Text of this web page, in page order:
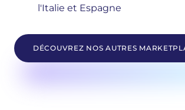
l'Italie et Espagne
DÉCOUVREZ NOS AUTRES